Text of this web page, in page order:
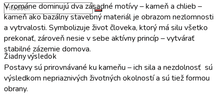
Žiadny výsledok
V románe dominujú dva zásadné motívy – kameň a chlieb –
kameň ako bazálny stavebný materiál je obrazom nezlomnosti
a vytrvalosti. Symbolizuje život človeka, ktorý má silu všetko
prekonať, zároveň nesie v sebe aktívny princíp – vytvárať
stabilné zázemie domova.
Postavy sú prirovnávané ku kameňu – ich sila a nezdolnosť sú
výsledkom nepriaznivých životných okolností a sú tiež formou
obrany.